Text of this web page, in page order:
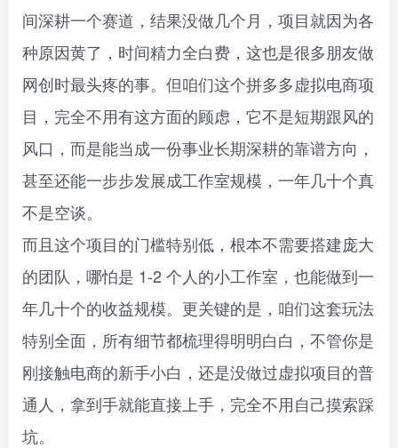
间深耕一个赛道，结果没做几个月，项目就因为各
种原因黄了，时间精力全白费，这也是很多朋友做
网创时最头疼的事。但咱们这个拼多多虚拟电商项
目，完全不用有这方面的顾虑，它不是短期跟风的
风口，而是能当成一份事业长期深耕的靠谱方向，
甚至还能一步步发展成工作室规模，一年几十个真
不是空谈。​
而且这个项目的门槛特别低，根本不需要搭建庞大
的团队，哪怕是 1-2 个人的小工作室，也能做到一
年几十个的收益规模。更关键的是，咱们这套玩法
特别全面，所有细节都梳理得明明白白，不管你是
刚接触电商的新手小白，还是没做过虚拟项目的普
通人，拿到手就能直接上手，完全不用自己摸索踩
坑。​